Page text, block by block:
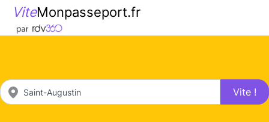
ViteMonpasseport.fr
Vite !